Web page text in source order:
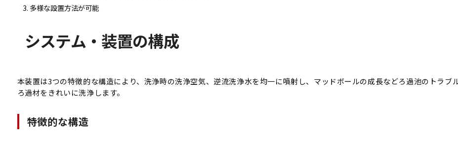
多様な設置方法が可能
システム・装置の構成
本装置は3つの特徴的な構造により、洗浄時の洗浄空気、逆流洗浄水を均一に噴射し、マッドボールの成長などろ過池のトラブ
ろ過材をきれいに洗浄します。
特徴的な構造